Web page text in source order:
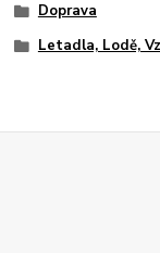
Doprava
Letadla, Lodě,